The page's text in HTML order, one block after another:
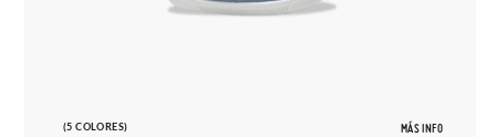
(5 COLORES) MÁS INFO